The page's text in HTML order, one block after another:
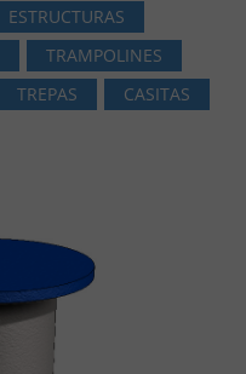
ESTRUCTURAS
TRAMPOLINES
TREPAS
CASITAS